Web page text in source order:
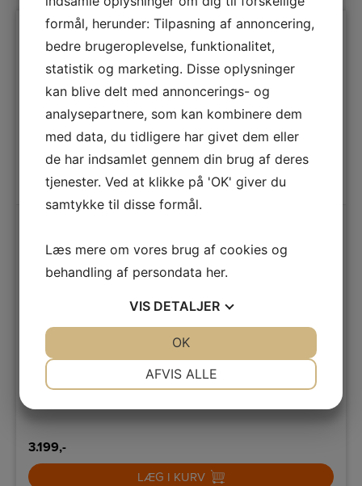
Kenwood Røremaskine
Prospero+ KHC29A.R0.SI
Tilbehør der medfølger: k-scoop, piskeris, dejkrog, kødkværn,
Effekt
1000 W
Skålstørrelse
4,3 L
3.199,-
LÆG I KURV
formål, herunder: Tilpasning af annoncering,
bedre brugeroplevelse, funktionalitet,
statistik og marketing. Disse oplysninger
kan blive delt med annoncerings- og
analysepartnere, som kan kombinere dem
med data, du tidligere har givet dem eller
de har indsamlet gennem din brug af deres
tjenester. Ved at klikke på 'OK' giver du
samtykke til disse formål.
Læs mere om vores brug af cookies og
behandling af persondata her.
VIS DETALJER
AFVIS ALLE
OK